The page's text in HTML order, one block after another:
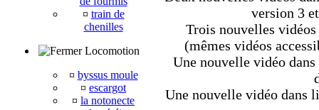
¤ train de
chenilles
Locomotion
¤ byssus moule
¤ escargot
¤ la notonecte
version 3
Trois nouvelles
(mêmes vidéos
Une nouvelle vidéo
Une nouvelle vidéo dans